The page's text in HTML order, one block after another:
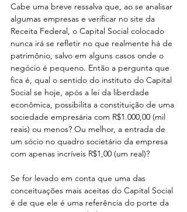
Cabe uma breve ressalva que, ao se analisar
algumas empresas e verificar no site da
Receita Federal, o Capital Social colocado
nunca irá se refletir no que realmente há de
patrimônio, salvo em alguns casos onde o
negócio é pequeno. Então a pergunta que
fica é, qual o sentido do instituto do Capital
Social se hoje, após a lei da liberdade
econômica, possibilita a constituição de uma
sociedade empresária com R$1.000,00 (mil
reais) ou menos? Ou melhor, a entrada de
um sócio no quadro societário da empresa
com apenas incríveis R$1,00 (um real)?
Se for levado em conta que uma das
conceituações mais aceitas do Capital Social
é de que ele é uma referência do porte da